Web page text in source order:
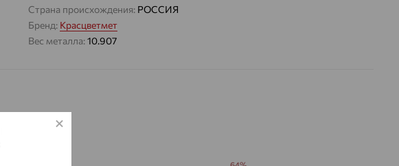
Страна происхождения: РОССИЯ
Бренд: Красцветмет
Вес металла:10.907